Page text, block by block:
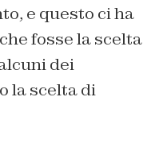
e questo ci ha
fosse la scelta
dei
la scelta di